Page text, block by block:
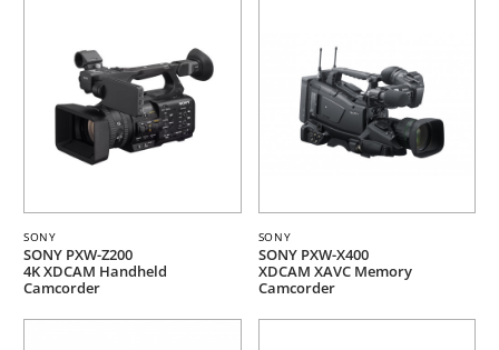
SONY
SONY PXW-Z200
4K XDCAM Handheld
Camcorder
SONY
SONY PXW-X400
XDCAM XAVC Memory
Camcorder